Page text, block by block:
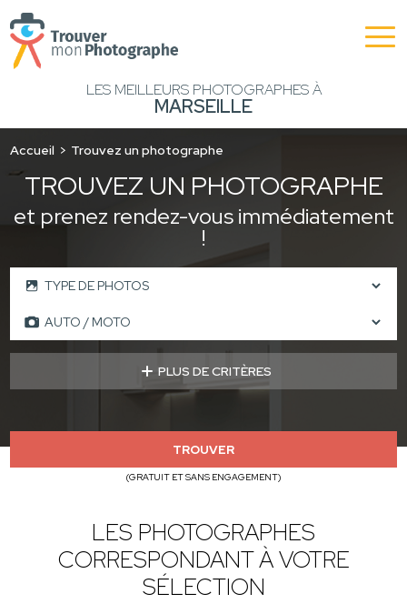
LES MEILLEURS PHOTOGRAPHES À
MARSEILLE
Accueil Trouvez un photographe
TROUVEZ UN PHOTOGRAPHE
et prenez rendez-vous immédiatement
!
PLUS DE CRITÈRES
TROUVER
(GRATUIT ET SANS ENGAGEMENT)
LES PHOTOGRAPHES
CORRESPONDANT À VOTRE
SÉLECTION